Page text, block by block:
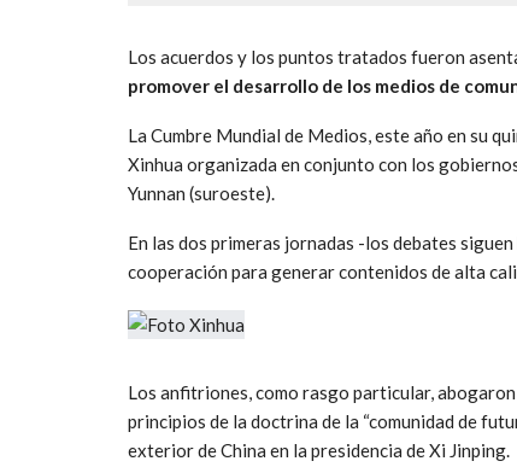
Los acuerdos y los puntos tratados fueron
promover el desarrollo de los medios de
La Cumbre Mundial de Medios, este año en su
Xinhua organizada en conjunto con los
Yunnan (suroeste).
En las dos primeras jornadas -los debates
cooperación para generar contenidos de alta
Los anfitriones, como rasgo particular,
principios de la doctrina de la “comunidad de
exterior de China en la presidencia de Xi Jinping.